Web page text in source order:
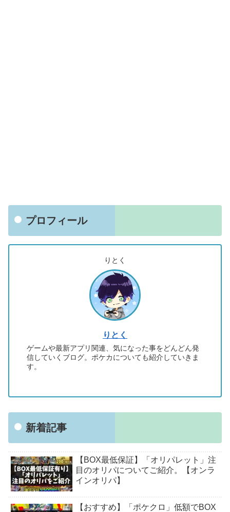
プロフィール
りとく
りとく
ゲームや最新アプリ関連、気になった事をどんどん発
信していくブログ。ポケカについても紹介していきま
す。
新着記事
【BOX最低保証】「オリパレット」注
目のオリパについてご紹介。【オンラ
インオリパ】
【おすすめ】「ポケクロ」低額でBOX